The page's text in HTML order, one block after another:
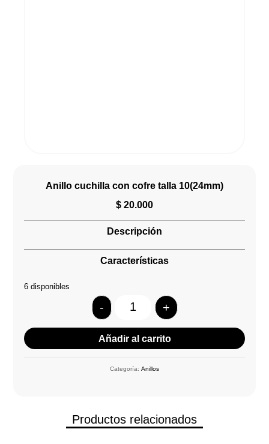
Anillo cuchilla con cofre talla 10(24mm)
$ 20.000
Descripción
Características
6 disponibles
Quantity
- +
Añadir al carrito
Categoría: Anillos
Productos relacionados